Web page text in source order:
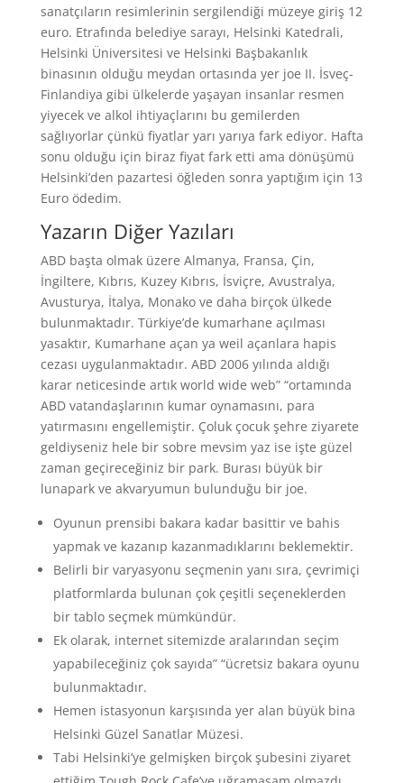
sanatçıların resimlerinin sergilendiği müzeye giriş 12
euro. Etrafında belediye sarayı, Helsinki Katedrali,
Helsinki Üniversitesi ve Helsinki Başbakanlık
binasının olduğu meydan ortasında yer joe II. İsveç-
Finlandiya gibi ülkelerde yaşayan insanlar resmen
yiyecek ve alkol ihtiyaçlarını bu gemilerden
sağlıyorlar çünkü fiyatlar yarı yarıya fark ediyor. Hafta
sonu olduğu için biraz fiyat fark etti ama dönüşümü
Helsinki’den pazartesi öğleden sonra yaptığım için 13
Euro ödedim.
Yazarın Diğer Yazıları
ABD başta olmak üzere Almanya, Fransa, Çin,
İngiltere, Kıbrıs, Kuzey Kıbrıs, İsviçre, Avustralya,
Avusturya, İtalya, Monako ve daha birçok ülkede
bulunmaktadır. Türkiye’de kumarhane açılması
yasaktır, Kumarhane açan ya weil açanlara hapis
cezası uygulanmaktadır. ABD 2006 yılında aldığı
karar neticesinde artık world wide web” “ortamında
ABD vatandaşlarının kumar oynamasını, para
yatırmasını engellemiştir. Çoluk çocuk şehre ziyarete
geldiyseniz hele bir sobre mevsim yaz ise işte güzel
zaman geçireceğiniz bir park. Burası büyük bir
lunapark ve akvaryumun bulunduğu bir joe.
Oyunun prensibi bakara kadar basittir ve bahis
yapmak ve kazanıp kazanmadıklarını beklemektir.
Belirli bir varyasyonu seçmenin yanı sıra, çevrimiçi
platformlarda bulunan çok çeşitli seçeneklerden
bir tablo seçmek mümkündür.
Ek olarak, internet sitemizde aralarından seçim
yapabileceğiniz çok sayıda” “ücretsiz bakara oyunu
bulunmaktadır.
Hemen istasyonun karşısında yer alan büyük bina
Helsinki Güzel Sanatlar Müzesi.
Tabi Helsinki’ye gelmişken birçok şubesini ziyaret